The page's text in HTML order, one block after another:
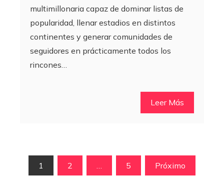
multimillonaria capaz de dominar listas de
popularidad, llenar estadios en distintos
continentes y generar comunidades de
seguidores en prácticamente todos los
rincones…
Leer Más
Paginación
1 2 5 Próximo